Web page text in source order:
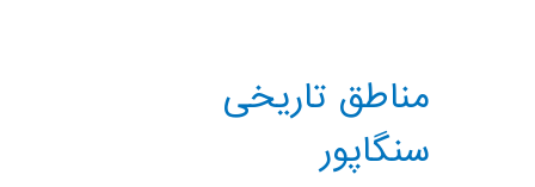
مناطق تاریخی
سنگاپور